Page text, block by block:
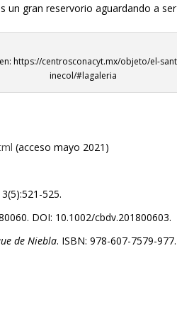
un gran reservorio aguardando a
https://centrosconacyt.mx/objeto/el-
inecol/#lagaleria
(acceso mayo 2021)
525.
DOI: 10.1002/cbdv.201800603.
de Niebla. ISBN: 978-607-7579-977.